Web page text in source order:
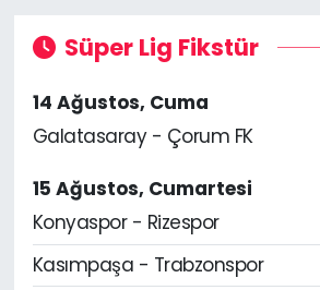
Süper Lig Fikstür
14 Ağustos, Cuma
Galatasaray - Çorum FK
15 Ağustos, Cumartesi
Konyaspor - Rizespor
Kasımpaşa - Trabzonspor